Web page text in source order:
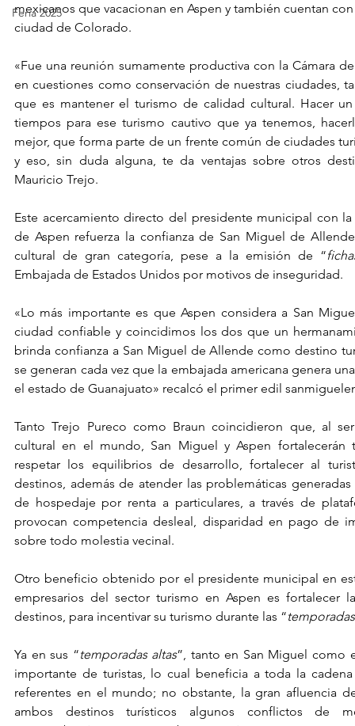
Feria 2025
mexicanos que vacacionan en Aspen y también cuentan
ciudad de Colorado.
«Fue una reunión sumamente productiva con la Cámara
en cuestiones como conservación de nuestras ciudades,
que es mantener el turismo de calidad cultural. Hacer
tiempos para ese turismo cautivo que ya tenemos,
mejor, que forma parte de un frente común de ciudades
y eso, sin duda alguna, te da ventajas sobre otros
Mauricio Trejo.
Este acercamiento directo del presidente municipal con
de Aspen refuerza la confianza de San Miguel de
cultural de gran categoría, pese a la emisión de “
Embajada de Estados Unidos por motivos de inseguridad.
«Lo más importante es que Aspen considera a San
ciudad confiable y coincidimos los dos que un
brinda confianza a San Miguel de Allende como destino
se generan cada vez que la embajada americana genera
el estado de Guanajuato» recalcó el primer edil
Tanto Trejo Pureco como Braun coincidieron que, al
cultural en el mundo, San Miguel y Aspen fortalecerán
respetar los equilibrios de desarrollo, fortalecer al
destinos, además de atender las problemáticas
de hospedaje por renta a particulares, a través de
provocan competencia desleal, disparidad en pago de
sobre todo molestia vecinal.
Otro beneficio obtenido por el presidente municipal en
empresarios del sector turismo en Aspen es fortalecer
destinos, para incentivar su turismo durante las “
Ya en sus “temporadas altas”, tanto en San Miguel como
importante de turistas, lo cual beneficia a toda la
referentes en el mundo; no obstante, la gran afluencia
ambos destinos turísticos algunos conflictos de